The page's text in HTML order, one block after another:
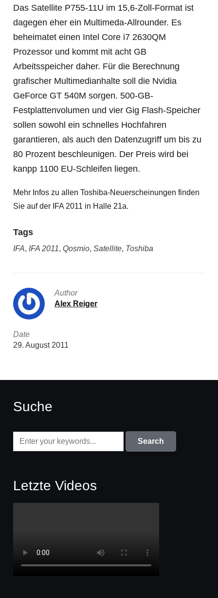
Das Satellite P755-11U im 15,6-Zoll-Format ist
dagegen eher ein Multimeda-Allrounder. Es
beheimatet einen Intel Core i7 2630QM
Prozessor und kommt mit acht GB
Arbeitsspeicher daher. Für die Berechnung
grafischer Multimedianhalte soll die Nvidia
GeForce GT 540M sorgen. 500-GB-
Festplattenvolumen und vier Gig Flash-Speicher
sollen sowohl ein schnelles Hochfahren
garantieren, als auch den Datenzugriff um bis zu
80 Prozent beschleunigen. Der Preis wird bei
kanpp 1100 EU-Schleifen liegen.
Mehr Infos zu allen Toshiba-Neuerscheinungen finden
Sie auf der IFA 2011 in Halle 21a.
Tags
IFA, IFA 2011, Qosmio, Satellite, Toshiba
Author
Alex Reiger
Date
29. August 2011
Suche
Letzte Videos